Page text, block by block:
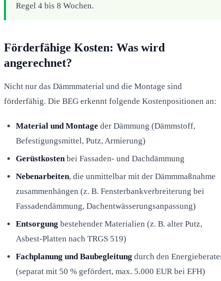
Regel 4 bis 8 Wochen.
Förderfähige Kosten: Was wird
angerechnet?
Nicht nur das Dämmmaterial und die Montage sind
förderfähig. Die BEG erkennt folgende Kostenpositionen an:
Material und Montage der Dämmung (Dämmstoff,
Befestigungsmittel, Putz, Armierung)
Gerüstkosten bei Fassaden- und Dachdämmung
Nebenarbeiten, die unmittelbar mit der Dämmmaßnahme
zusammenhängen (z. B. Fensterbankverbreiterung bei
Fassadendämmung, Dachentwässerungsanpassung)
Entsorgung bestehender Materialien (z. B. alter Putz,
Asbest-Platten nach TRGS 519)
Fachplanung und Baubegleitung durch den
(separat mit 50 % gefördert, max. 5.000 EUR bei EFH)